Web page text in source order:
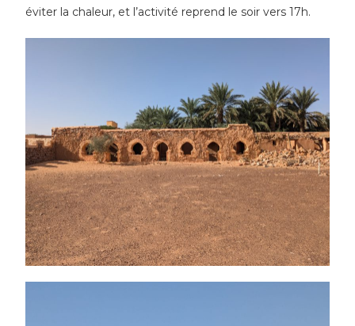
éviter la chaleur, et l’activité reprend le soir vers 17h.